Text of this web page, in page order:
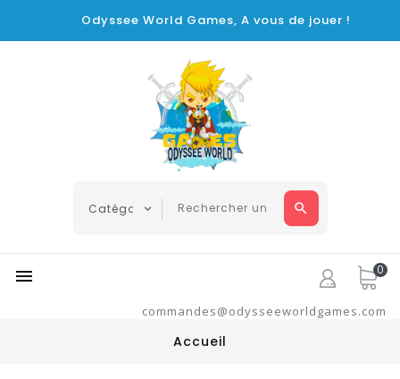
Odyssee World Games, A vous de jouer !
 0
commandes@odysseeworldgames.com
Accueil